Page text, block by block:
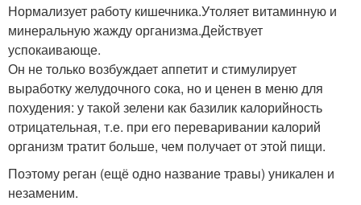
Нормализует работу кишечника.Утоляет витаминную и
минеральную жажду организма.Действует
успокаивающе.
Он не только возбуждает аппетит и стимулирует
выработку желудочного сока, но и ценен в меню для
похудения: у такой зелени как базилик калорийность
отрицательная, т.е. при его переваривании калорий
организм тратит больше, чем получает от этой пищи.
Поэтому реган (ещё одно название травы) уникален и
незаменим.